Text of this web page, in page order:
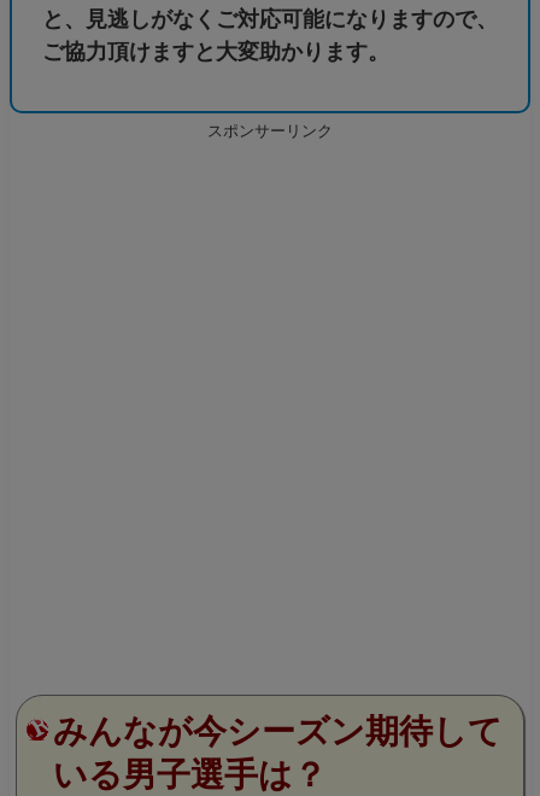
と、見逃しがなくご対応可能になりますので、
ご協力頂けますと大変助かります。
スポンサーリンク
みんなが今シーズン期待して
いる男子選手は？